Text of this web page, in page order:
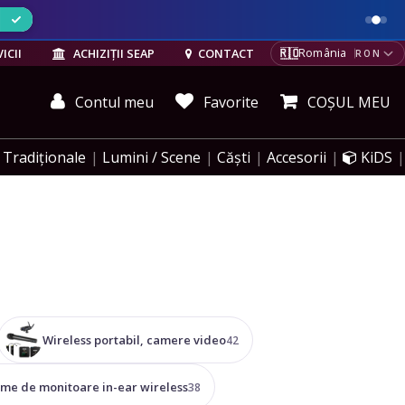
ACHIZIȚII SEAP CONTACT 🇷🇴România RON
Contul meu Favorite COȘUL MEU
Tradiționale Lumini / Scene Căști Accesorii KiDS
Wireless portabil, camere video42
de monitoare in-ear wireless38